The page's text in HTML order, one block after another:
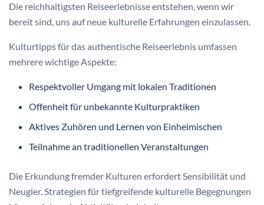
Die reichhaltigsten Reiseerlebnisse entstehen, wenn wir
bereit sind, uns auf neue kulturelle Erfahrungen einzulassen.
Kulturtipps für das authentische Reiseerlebnis umfassen
mehrere wichtige Aspekte:
Respektvoller Umgang mit lokalen Traditionen
Offenheit für unbekannte Kulturpraktiken
Aktives Zuhören und Lernen von Einheimischen
Teilnahme an traditionellen Veranstaltungen
Die Erkundung fremder Kulturen erfordert Sensibilität und
Neugier. Strategien für tiefgreifende kulturelle Begegnungen